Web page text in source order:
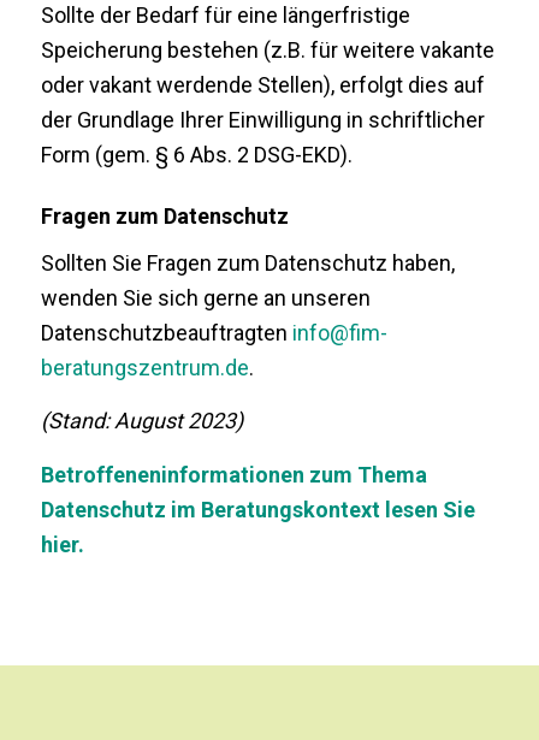
Sollte der Bedarf für eine längerfristige
Speicherung bestehen (z.B. für weitere vakante
oder vakant werdende Stellen), erfolgt dies auf
der Grundlage Ihrer Einwilligung in schriftlicher
Form (gem. § 6 Abs. 2 DSG-EKD).
Fragen zum Datenschutz
Sollten Sie Fragen zum Datenschutz haben,
wenden Sie sich gerne an unseren
Datenschutzbeauftragten info@fim-
beratungszentrum.de.
(Stand: August 2023)
Betroffeneninformationen zum Thema
Datenschutz im Beratungskontext lesen Sie
hier.